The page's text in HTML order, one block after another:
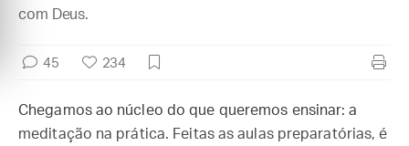
com Deus.
45 234
Chegamos ao núcleo do que queremos ensinar: a
meditação na prática. Feitas as aulas preparatórias, é